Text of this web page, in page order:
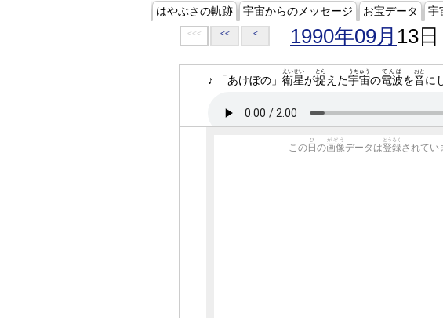
はやぶさの軌跡 宇宙からのメッセージ お宝データ 宇
<<< << < 1990年09月 13日
♪ 「あけぼの」 衛星
えいせい
が捉
とら
えた宇宙
うちゅう
の電波
でんぱ
を音
おと
に
この 日
ひ
の画像
がぞう
データは登録
とうろく
されてい